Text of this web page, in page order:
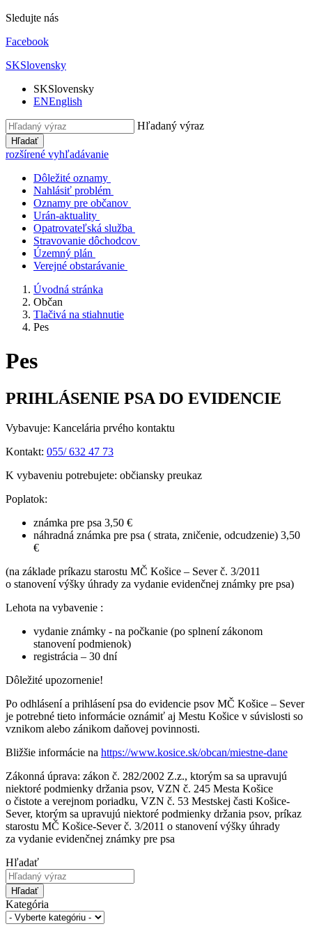
Sledujte nás
Facebook
SKSlovensky
SKSlovensky
ENEnglish
Hľadaný výraz
Hľadať
rozšírené vyhľadávanie
Dôležité oznamy
Nahlásiť problém
Oznamy pre občanov
Urán-aktuality
Opatrovateľská služba
Stravovanie dôchodcov
Územný plán
Verejné obstarávanie
Úvodná stránka
Občan
Tlačivá na stiahnutie
Pes
Pes
PRIHLÁSENIE PSA DO EVIDENCIE
Vybavuje: Kancelária prvého kontaktu
Kontakt: 055/ 632 47 73
K vybaveniu potrebujete: občiansky preukaz
Poplatok:
známka pre psa 3,50 €
náhradná známka pre psa ( strata, zničenie, odcudzenie) 3,50
€
(na základe príkazu starostu MČ Košice – Sever č. 3/2011
o stanovení výšky úhrady za vydanie evidenčnej známky pre psa)
Lehota na vybavenie :
vydanie známky - na počkanie (po splnení zákonom
stanovení podmienok)
registrácia – 30 dní
Dôležité upozornenie!
Po odhlásení a prihlásení psa do evidencie psov MČ Košice – Sever
je potrebné tieto informácie oznámiť aj Mestu Košice v súvislosti so
vznikom alebo zánikom daňovej povinnosti.
Bližšie informácie na https://www.kosice.sk/obcan/miestne-dane
Zákonná úprava: zákon č. 282/2002 Z.z., ktorým sa sa upravujú
niektoré podmienky držania psov, VZN č. 245 Mesta Košice
o čistote a verejnom poriadku, VZN č. 53 Mestskej časti Košice-
Sever, ktorým sa upravujú niektoré podmienky držania psov, príkaz
starostu MČ Košice-Sever č. 3/2011 o stanovení výšky úhrady
za vydanie evidenčnej známky pre psa
Hľadať
Hľadať
Kategória